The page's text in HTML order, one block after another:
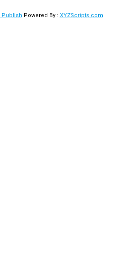
Publish Powered By : XYZScripts.com